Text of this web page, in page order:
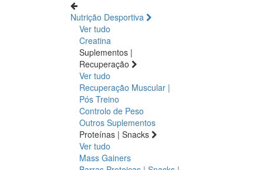
Nutrição Desportiva
Ver tudo
Creatina
Suplementos |
Recuperação
Ver tudo
Recuperação Muscular |
Pós Treino
Controlo de Peso
Outros Suplementos
Proteínas | Snacks
Ver tudo
Mass Gainers